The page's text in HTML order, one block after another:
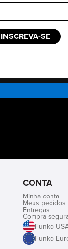
INSCREVA-SE
CONTA
Minha conta
Meus pedidos
Entregas
Compra
Funko
Funko